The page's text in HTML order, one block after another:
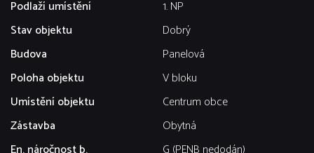
Podlaží umístění
1. NP
Stav objektu
Dobrý
Budova
Panelová
Poloha objektu
V bloku
Umístění objektu
Centrum obce
Zástavba
Obytná